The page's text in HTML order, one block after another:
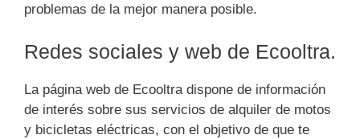
problemas de la mejor manera posible.
Redes sociales y web de Ecooltra.
La página web de Ecooltra dispone de información
de interés sobre sus servicios de alquiler de motos
y bicicletas eléctricas, con el objetivo de que te